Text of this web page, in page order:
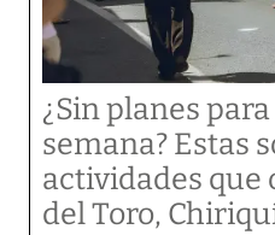
¿Sin planes
semana? Estas
actividades que
del Toro,